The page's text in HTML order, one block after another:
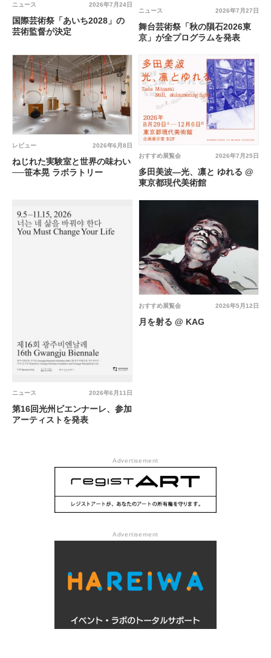
2026年7月24日
ニュース
国際芸術祭「あいち2028」の
芸術監督が決定
2026年7月27日
ニュース
舞台芸術祭「秋の隕石2026東
京」が全プログラムを発表
2026年6月8日
レビュー
ねじれた実験室と世界の味わい
──笹本晃 ラボラトリー
2026年7月25日
おすすめ展覧会
多田美波―光、凛と ゆれる @
東京都現代美術館
2026年6月11日
ニュース
第16回光州ビエンナーレ、参加
アーティストを発表
2026年5月12日
おすすめ展覧会
月を射る @ KAG
Advertisement
Advertisement